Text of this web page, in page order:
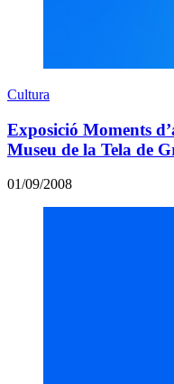
Cultura
Exposició Moments
Museu de la Tela de
01/09/2008